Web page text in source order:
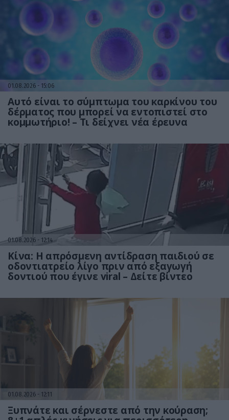
01.08.2026 15:06
Αυτό είναι το σύμπτωμα του καρκίνου του
δέρματος που μπορεί να εντοπιστεί στο
κομμωτήριο! – Τι δείχνει νέα έρευνα
01.08.2026 12:14
Κίνα: Η απρόσμενη αντίδραση παιδιού σε
οδοντιατρείο λίγο πριν από εξαγωγή
δοντιού που έγινε viral – Δείτε βίντεο
01.08.2026 12:11
Ξυπνάτε και σέρνεστε από την κούραση;